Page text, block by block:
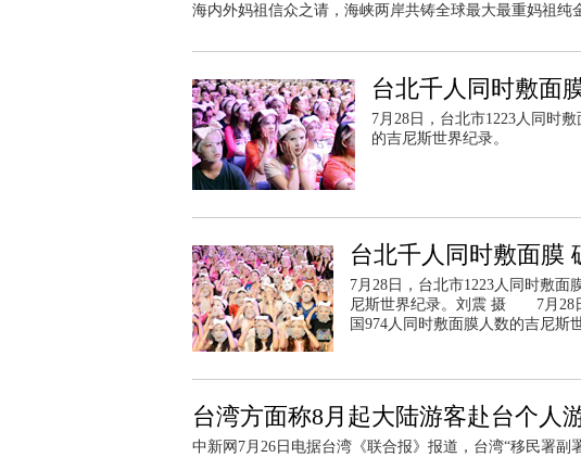
海内外妈祖信众之请，海峡两岸共铸全球最大最重妈祖纯
台北千人同时敷面
7月28日，台北市1223人同时
的吉尼斯世界纪录。
台北千人同时敷面膜
7月28日，台北市1223人同时敷
尼斯世界纪录。刘震 摄 7月28
国974人同时敷面膜人数的吉尼斯
台湾方面称8月起大陆游客赴台个人
中新网7月26日电据台湾《联合报》报道，台湾“移民署副